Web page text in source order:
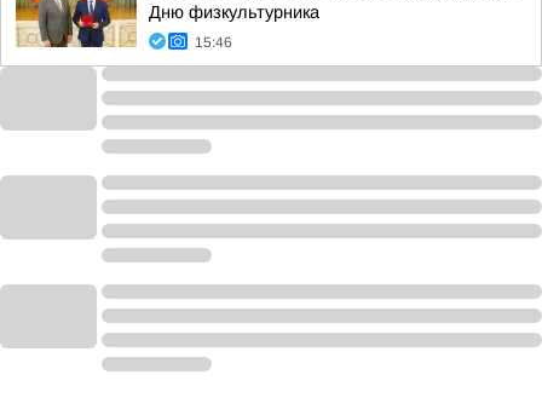
Дню физкультурника
15:46